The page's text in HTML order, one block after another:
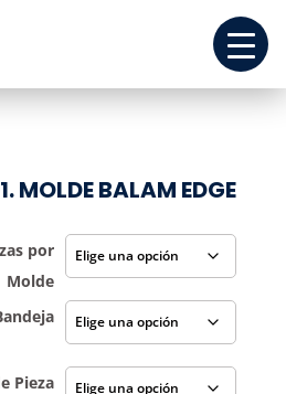
MOLDE BALAM EDGE
por
Molde
Pieza